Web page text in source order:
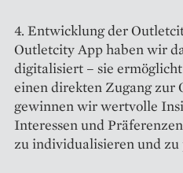
4. Entwicklung der
Outletcity App haben wir
digitalisiert – sie
einen direkten Zugang zur
gewinnen wir wertvolle
Interessen und
zu indi­vidualisieren und zu